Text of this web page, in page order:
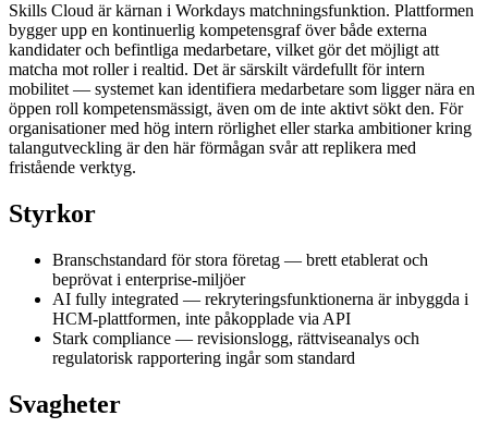
Skills Cloud är kärnan i Workdays matchningsfunktion. Plattformen
bygger upp en kontinuerlig kompetensgraf över både externa
kandidater och befintliga medarbetare, vilket gör det möjligt att
matcha mot roller i realtid. Det är särskilt värdefullt för intern
mobilitet — systemet kan identifiera medarbetare som ligger nära en
öppen roll kompetensmässigt, även om de inte aktivt sökt den. För
organisationer med hög intern rörlighet eller starka ambitioner kring
talangutveckling är den här förmågan svår att replikera med
fristående verktyg.
Styrkor
Branschstandard för stora företag — brett etablerat och
beprövat i enterprise-miljöer
AI fully integrated — rekryteringsfunktionerna är inbyggda i
HCM-plattformen, inte påkopplade via API
Stark compliance — revisionslogg, rättviseanalys och
regulatorisk rapportering ingår som standard
Svagheter